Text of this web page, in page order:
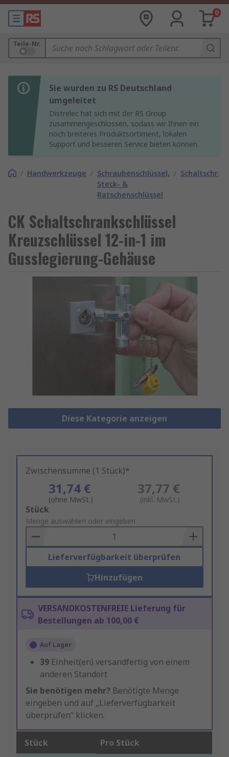
0
Teile-Nr.
Sie wurden zu RS Deutschland
umgeleitet
Distrelec hat sich mit der RS Group
zusammengeschlossen, sodass wir Ihnen ein
noch breiteres Produktsortiment, lokalen
Support und besseren Service bieten können.
/ Handwerkzeuge / Schraubenschlüssel,
Steck- &
Ratschenschlüssel
/
CK Schaltschrankschlüssel
Kreuzschlüssel 12-in-1 im
Gusslegierung-Gehäuse
Diese Kategorie anzeigen
Zwischensumme (1 Stück)*
31,74 €
(ohne MwSt.)
37,77 €
(inkl. MwSt.)
Add
to
Basket
Stück
Menge auswählen oder eingeben
Lieferverfügbarkeit überprüfen
Hinzufügen
VERSANDKOSTENFREIE Lieferung für
Bestellungen ab 100,00 €
Auf Lager
39 Einheit(en) versandfertig von einem
anderen Standort
Sie benötigen mehr? Benötigte Menge
eingeben und auf „Lieferverfügbarkeit
überprüfen“ klicken.
Stück Pro Stück